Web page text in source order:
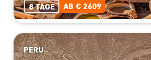
8 TAGE AB € 2609
PERU